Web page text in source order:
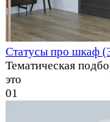
Статусы про шкаф
Тематическая
это
01